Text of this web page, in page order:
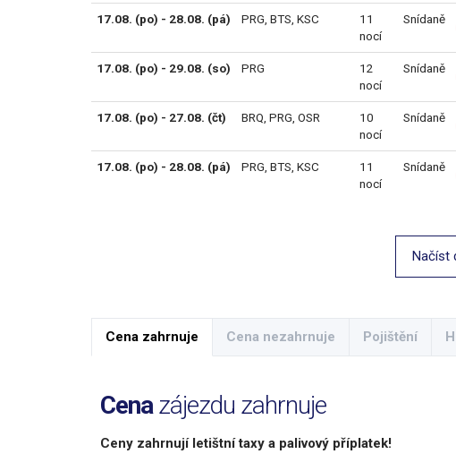
17.08. (po) - 28.08. (pá) PRG, BTS, KSC
11
nocí
Snídaně
17.08. (po) - 29.08. (so) PRG
12
nocí
Snídaně
17.08. (po) - 27.08. (čt) BRQ, PRG, OSR
10
nocí
Snídaně
17.08. (po) - 28.08. (pá) PRG, BTS, KSC
11
nocí
Snídaně
Načíst
Cena zahrnuje Cena nezahrnuje Pojištění
Cenazájezdu zahrnuje
Ceny zahrnují letištní taxy a palivový příplatek!